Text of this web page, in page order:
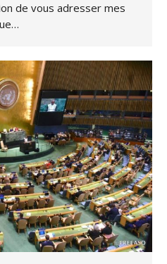
de vous adresser mes